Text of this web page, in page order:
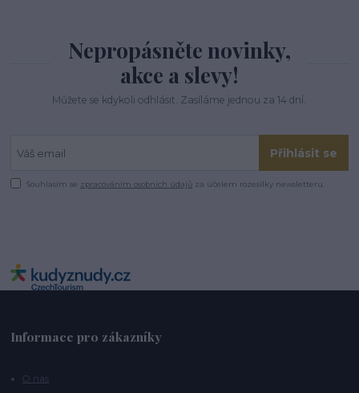
Nepropásněte novinky,
akce a slevy!
Můžete se kdykoli odhlásit. Zasíláme jednou za 14 dní.
Přihlásit se
Souhlasím se zpracováním osobních údajů za účelem rozesílky newsletteru.
Informace pro zákazníky
O nás